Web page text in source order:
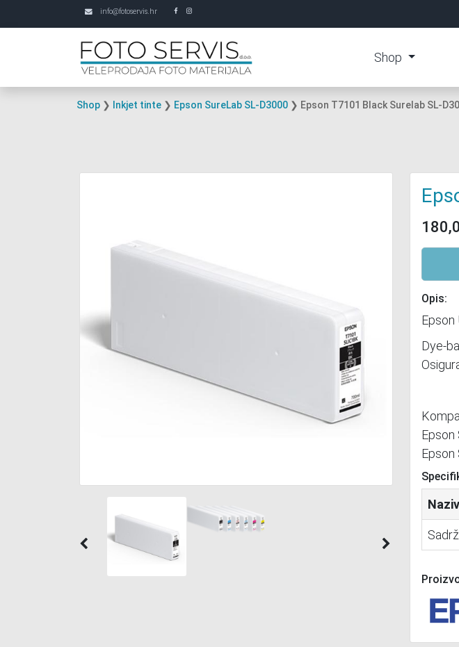
info@fotoservis.hr
Shop
Shop ❯ Inkjet tinte ❯ Epson SureLab SL-D3000 ❯ Epson T7101 Black Surelab SL-
Previous
Opis:
Epson
Dye-
Epson
Epson
Naziv